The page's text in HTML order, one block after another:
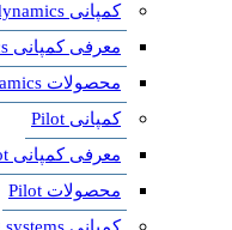
کمپانی Otodynamics
معرفی کمپانی Otodynamics
محصولات Otodynamics
کمپانی Pilot
معرفی کمپانی Pilot
محصولات Pilot
کمپانی Intelligent hearing systems